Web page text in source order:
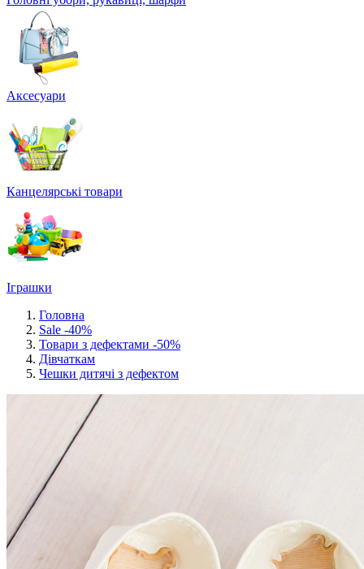
Аксесуари
Канцелярські товари
Іграшки
Головна
Sale -40%
Товари з дефектами -50%
Дівчаткам
Чешки дитячі з дефектом